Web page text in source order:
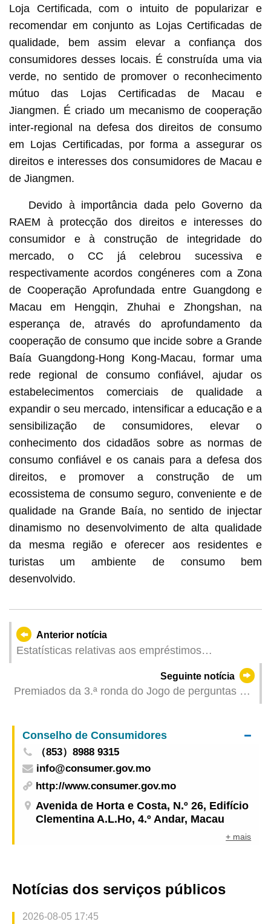
Loja Certificada, com o intuito de popularizar e
recomendar em conjunto as Lojas Certificadas de
qualidade, bem assim elevar a confiança dos
consumidores desses locais. É construída uma via
verde, no sentido de promover o reconhecimento
mútuo das Lojas Certificadas de Macau e
Jiangmen. É criado um mecanismo de cooperação
inter-regional na defesa dos direitos de consumo
em Lojas Certificadas, por forma a assegurar os
direitos e interesses dos consumidores de Macau e
de Jiangmen.
Devido à importância dada pelo Governo da
RAEM à protecção dos direitos e interesses do
consumidor e à construção de integridade do
mercado, o CC já celebrou sucessiva e
respectivamente acordos congéneres com a Zona
de Cooperação Aprofundada entre Guangdong e
Macau em Hengqin, Zhuhai e Zhongshan, na
esperança de, através do aprofundamento da
cooperação de consumo que incide sobre a Grande
Baía Guangdong-Hong Kong-Macau, formar uma
rede regional de consumo confiável, ajudar os
estabelecimentos comerciais de qualidade a
expandir o seu mercado, intensificar a educação e a
sensibilização de consumidores, elevar o
conhecimento dos cidadãos sobre as normas de
consumo confiável e os canais para a defesa dos
direitos, e promover a construção de um
ecossistema de consumo seguro, conveniente e de
qualidade na Grande Baía, no sentido de injectar
dinamismo no desenvolvimento de alta qualidade
da mesma região e oferecer aos residentes e
turistas um ambiente de consumo bem
desenvolvido.
Anterior notícia
Estatísticas relativas aos empréstimos
Seguinte notícia
Premiados da 3.ª ronda do Jogo de perguntas e
abastecimento de água”
Conselho de Consumidores
（853）8988 9315
info@consumer.gov.mo
http://www.consumer.gov.mo
Avenida de Horta e Costa, N.º 26, Edifício
Clementina A.L.Ho, 4.º Andar, Macau
+ mais
Notícias dos serviços públicos
2026-08-05 17:45